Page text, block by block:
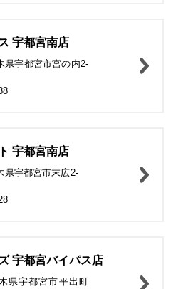
宇都宮南店
宇都宮市宮の内2-
宇都宮南店
宇都宮市末広2-
宇都宮バイパス店
県宇都宮市平出町